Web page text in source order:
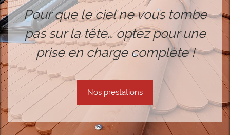
Pour que le ciel ne vous tombe
pas sur la tête… optez pour une
prise en charge complète !
Nos prestations